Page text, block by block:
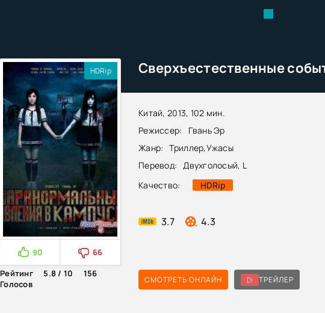
Китай, 2013, 102 мин.
Режиссер:
Гвань Эр
Жанр:
Триллер,Ужасы
Перевод: Двухголосый, L
Качество:
HDRip
3.7 4.3
HDRip
90
66
Рейтинг
5.8 / 10
156
Голосов
СМОТРЕТЬ ОНЛАЙН ТРЕЙЛЕР